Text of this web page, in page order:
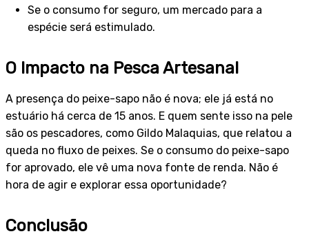
Se o consumo for seguro, um mercado para a
espécie será estimulado.
O Impacto na Pesca Artesanal
A presença do peixe-sapo não é nova; ele já está no
estuário há cerca de 15 anos. E quem sente isso na pele
são os pescadores, como Gildo Malaquias, que relatou a
queda no fluxo de peixes. Se o consumo do peixe-sapo
for aprovado, ele vê uma nova fonte de renda. Não é
hora de agir e explorar essa oportunidade?
Conclusão